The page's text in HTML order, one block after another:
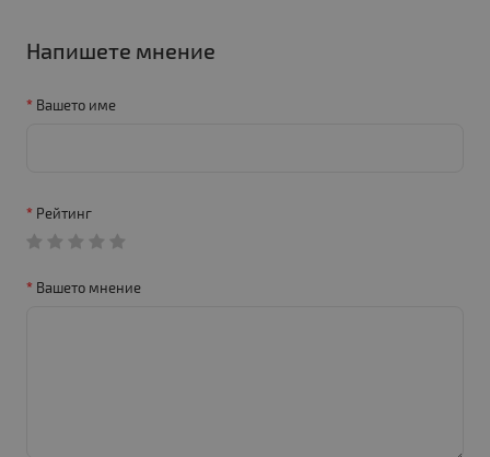
Напишете мнение
Вашето име
Рейтинг
Вашето мнение